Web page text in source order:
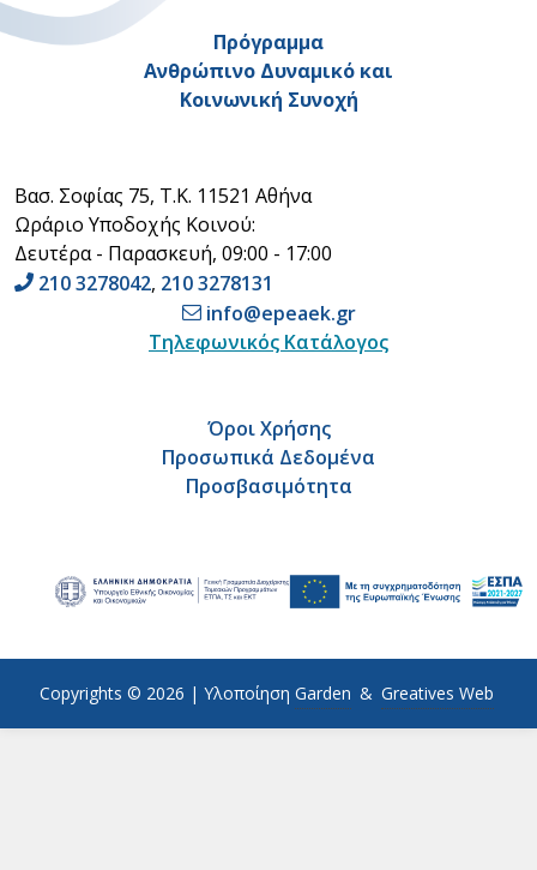
Βασ. Σοφίας 75, Τ.Κ. 11521 Αθήνα
Ωράριο Υποδοχής Κοινού:
Δευτέρα - Παρασκευή, 09:00 - 17:00
210 3278042, 210 3278131
info@epeaek.gr
Τηλεφωνικός Κατάλογος
Πρόγραμμα
Ανθρώπινο Δυναμικό και
Κοινωνική Συνοχή
Όροι Χρήσης
Προσωπικά Δεδομένα
Προσβασιμότητα
Copyrights © 2026 | Υλοποίηση Garden & Greatives Web